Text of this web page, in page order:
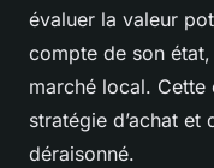
évaluer la valeur
compte de son
marché local. Cette
stratégie d’achat et
déraisonné.